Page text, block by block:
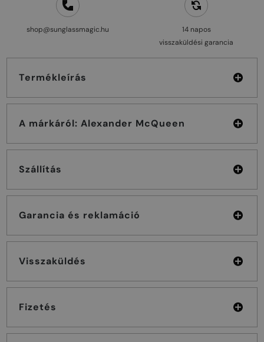
shop@sunglassmagic.hu
14 napos
visszaküldési garancia
Termékleírás
A márkáról: Alexander McQueen
Szállítás
Garancia és reklamáció
Visszaküldés
Fizetés